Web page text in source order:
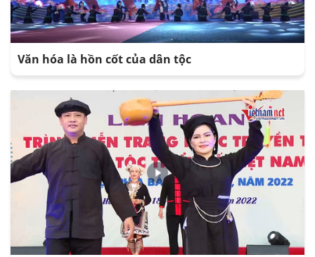
Văn hóa là hồn cốt của dân tộc